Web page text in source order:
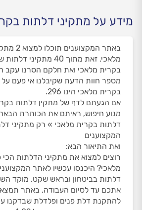
מידע על מתקיני דלתות
באתר
מלאכי. זאת מתוך 40
בקרית מלאכי ואת חלקם הסרנו עקב
מספר חוות הדעת שקיבלנו אי פעם על
בקרית מלאכי הינו 296.
אם הגעתם לדף של מתקין דלתות
מנוע חיפוש, ראיתם את הכותרת
דלתות בקרית מלאכי » רק מתקיני
המקצוענים
ואת התיאור הבא:
רוצים למצוא את מתקיני הדלתות הכי
מלאכי? היכנסו עכשיו לאתר
דלתות בביטחון ובראש שקט. מוקד
אתכם עד לסיום העבודה. באתר